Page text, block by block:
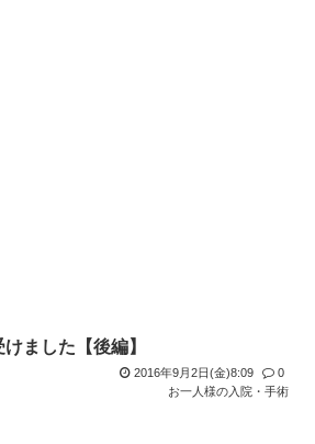
ました【後編】
2016年9月2日(金)8:09
0
お一人様の入院・手術